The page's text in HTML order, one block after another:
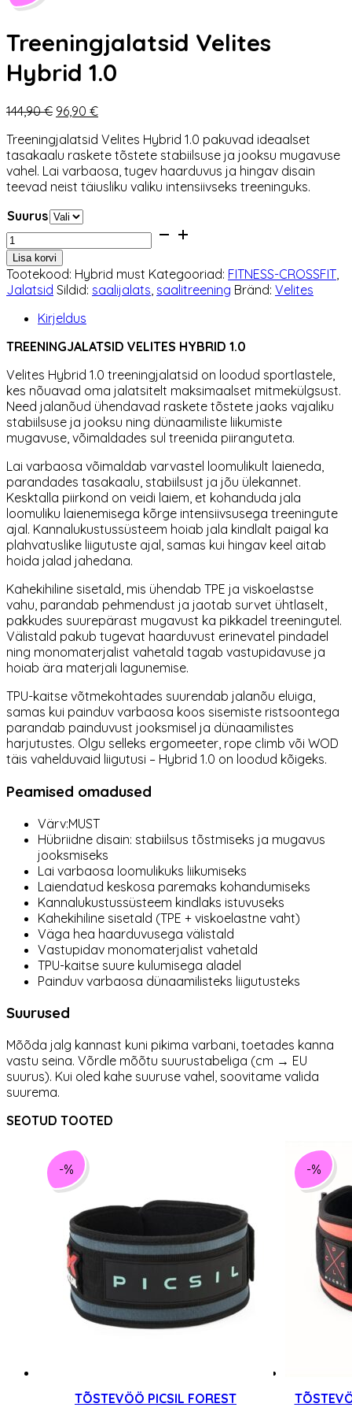
Treeningjalatsid Velites
Hybrid 1.0
144,90€ Algne
oli:
144,90 €.
96,90 €Praegune
on:
96,90 €.
Treeningjalatsid Velites Hybrid 1.0 pakuvad ideaalset
tasakaalu raskete tõstete stabiilsuse ja jooksu mugavuse
vahel. Lai varbaosa, tugev haarduvus ja hingav disain
teevad neist täiusliku valiku intensiivseks treeninguks.
Suurus
Treeningjalatsid
Velites
Hybrid
1.0
kogus
Lisa korvi
Tootekood: Hybrid must Kategooriad: FITNESS-CROSSFIT,
Jalatsid Sildid: saalijalats, saalitreening Bränd: Velites
Kirjeldus
TREENINGJALATSID VELITES HYBRID 1.0
Velites Hybrid 1.0 treeningjalatsid on loodud sportlastele,
kes nõuavad oma jalatsitelt maksimaalset mitmekülgsust.
Need jalanõud ühendavad raskete tõstete jaoks vajaliku
stabiilsuse ja jooksu ning dünaamiliste liikumiste
mugavuse, võimaldades sul treenida piiranguteta.
Lai varbaosa võimaldab varvastel loomulikult laieneda,
parandades tasakaalu, stabiilsust ja jõu ülekannet.
Kesktalla piirkond on veidi laiem, et kohanduda jala
loomuliku laienemisega kõrge intensiivsusega treeningute
ajal. Kannalukustussüsteem hoiab jala kindlalt paigal ka
plahvatuslike liigutuste ajal, samas kui hingav keel aitab
hoida jalad jahedana.
Kahekihiline sisetald, mis ühendab TPE ja viskoelastse
vahu, parandab pehmendust ja jaotab survet ühtlaselt,
pakkudes suurepärast mugavust ka pikkadel treeningutel.
Välistald pakub tugevat haarduvust erinevatel pindadel
ning monomaterjalist vahetald tagab vastupidavuse ja
hoiab ära materjali lagunemise.
TPU-kaitse võtmekohtades suurendab jalanõu eluiga,
samas kui painduv varbaosa koos sisemiste ristsoontega
parandab painduvust jooksmisel ja dünaamilistes
harjutustes. Olgu selleks ergomeeter, rope climb või WOD
täis vahelduvaid liigutusi – Hybrid 1.0 on loodud kõigeks.
Peamised omadused
Värv:MUST
Hübriidne disain: stabiilsus tõstmiseks ja mugavus
jooksmiseks
Lai varbaosa loomulikuks liikumiseks
Laiendatud keskosa paremaks kohandumiseks
Kannalukustussüsteem kindlaks istuvuseks
Kahekihiline sisetald (TPE + viskoelastne vaht)
Väga hea haarduvusega välistald
Vastupidav monomaterjalist vahetald
TPU-kaitse suure kulumisega aladel
Painduv varbaosa dünaamilisteks liigutusteks
Suurused
Mõõda jalg kannast kuni pikima varbani, toetades kanna
vastu seina. Võrdle mõõtu suurustabeliga (cm → EU
suurus). Kui oled kahe suuruse vahel, soovitame valida
suurema.
SEOTUD TOOTED
-%
TÕSTEVÖÖ PICSIL FOREST
-%